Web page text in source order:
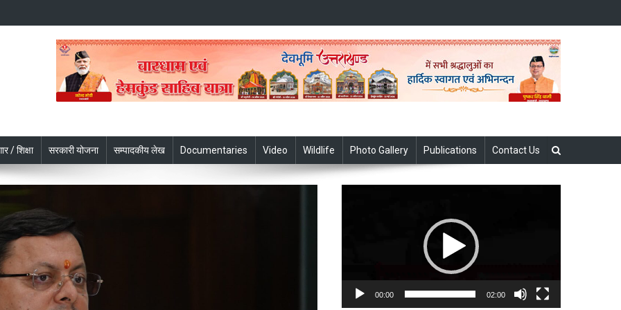
/ शिक्षा सरकारी योजना सम्पादकीय लेख Documentaries Video Wildlife Photo Gallery Publications Contact Us
00:00 02:00